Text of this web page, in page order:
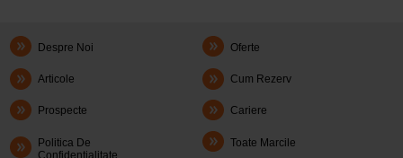
Despre Noi Oferte
Articole Cum Rezerv
Prospecte Cariere
Politica De
Confidentialitate
Toate Marcile